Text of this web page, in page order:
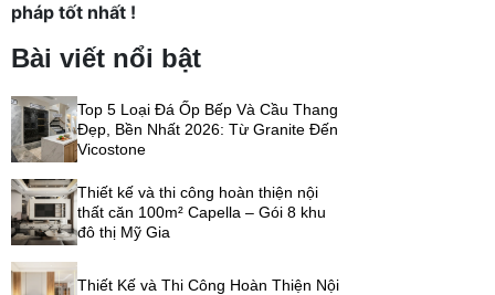
pháp tốt nhất !
Bài viết nổi bật
Top 5 Loại Đá Ốp Bếp Và Cầu Thang
Đẹp, Bền Nhất 2026: Từ Granite Đến
Vicostone
Thiết kế và thi công hoàn thiện nội
thất căn 100m² Capella – Gói 8 khu
đô thị Mỹ Gia
Thiết Kế và Thi Công Hoàn Thiện Nội